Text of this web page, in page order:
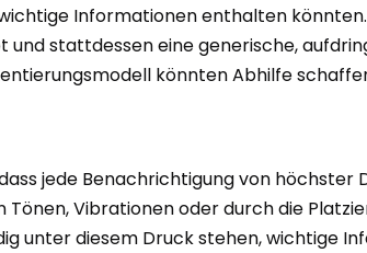
Informationen enthalten
stattdessen eine generische,
könnten Abhilfe
jede Benachrichtigung von höchster
Vibrationen oder durch die
unter diesem Druck stehen, wichtige